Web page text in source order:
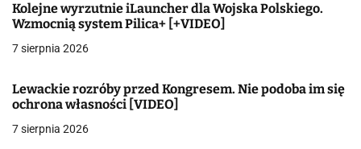
c
j
w
p
Kolejne wyrzutnie iLauncher dla Wojska Polskiego.
Wzmocnią system Pilica+ [+VIDEO]
7 sierpnia 2026
Lewackie rozróby przed Kongresem. Nie podoba im się
ochrona własności [VIDEO]
7 sierpnia 2026